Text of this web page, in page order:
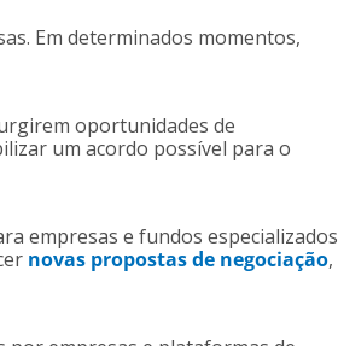
Em determinados momentos,
oportunidades de
um acordo possível para o
empresas e fundos especializados
novas propostas de negociação,